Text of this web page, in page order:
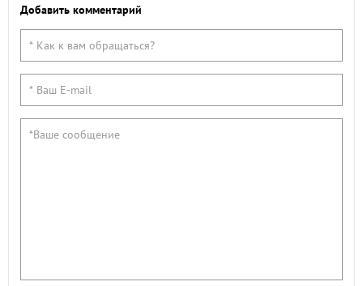
Добавить комментарий